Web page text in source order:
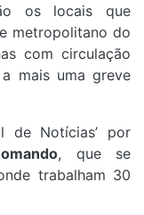
os locais que
metropolitano do
com circulação
mais uma greve
de Notícias’ por
, que se
trabalham 30